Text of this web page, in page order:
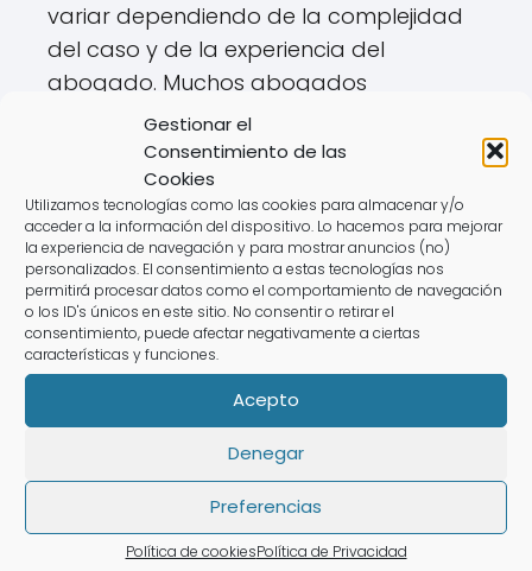
Gestionar el
Consentimiento de las
Cookies
Utilizamos tecnologías como las cookies para almacenar y/o
acceder a la información del dispositivo. Lo hacemos para mejorar
la experiencia de navegación y para mostrar anuncios (no)
personalizados. El consentimiento a estas tecnologías nos
permitirá procesar datos como el comportamiento de navegación
o los ID's únicos en este sitio. No consentir o retirar el
consentimiento, puede afectar negativamente a ciertas
características y funciones.
Acepto
Denegar
Preferencias
Política de cookiesPolítica de Privacidad
variar dependiendo de la complejidad
del caso y de la experiencia del
abogado. Muchos abogados
especializados en negligencias dentales
suelen trabajar con un modelo de
contingencia, lo que significa que solo
cobran si el cliente gana el caso.
Generalmente, esto se traduce en un
porcentaje de la indemnización
obtenida, que puede oscilar entre el 20%
y el 40%.
Este modelo es beneficioso para los
representación legal sin anticipar
costos. Es recomendable discutir estos
aspectos durante la consulta inicial